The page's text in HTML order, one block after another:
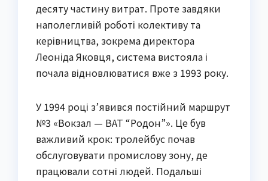
десяту частину витрат. Проте завдяки
наполегливій роботі колективу та
керівництва, зокрема директора
Леоніда Яковця, система вистояла і
почала відновлюватися вже з 1993 року.
У 1994 році з’явився постійний маршрут
№3 «Вокзал — ВАТ “Родон”». Це був
важливий крок: тролейбус почав
обслуговувати промислову зону, де
працювали сотні людей. Подальші